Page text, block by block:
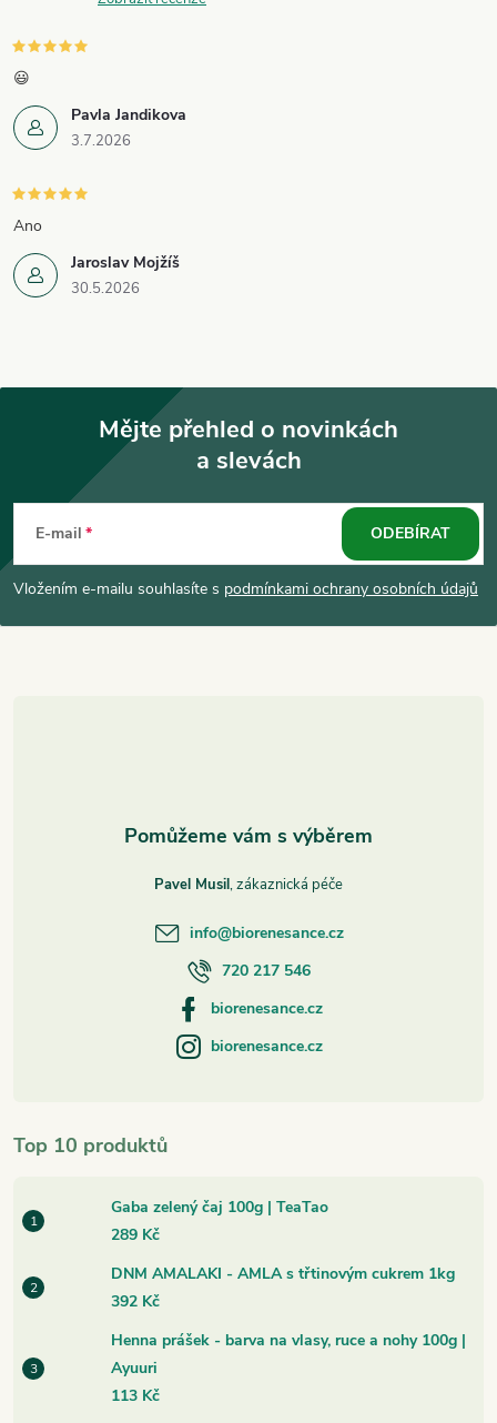
Pavla Jandikova
3.7.2026
😃
Jaroslav Mojžíš
30.5.2026
Ano
p
Mějte přehled o novinkách
a slevách
E-mail
Vložením e-mailu souhlasíte s podmínkami ochrany osobních údajů
ODEBÍRAT
Top 10 produktů
Gaba zelený čaj 100g | TeaTao
289 Kč
DNM AMALAKI - AMLA s třtinovým cukrem 1kg
392 Kč
Henna prášek - barva na vlasy, ruce a nohy 100g |
Ayuuri
113 Kč
Pavel Musil
info@biorenesance.cz
720 217 546
biorenesance.cz
biorenesance.cz